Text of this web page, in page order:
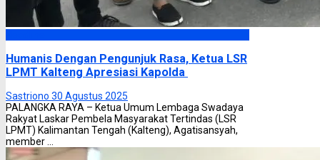
Humanis Dengan Pengunjuk Rasa, Ketua LSR
LPMT Kalteng Apresiasi Kapolda
Sastriono 30 Agustus 2025
PALANGKA RAYA – Ketua Umum Lembaga Swadaya
Rakyat Laskar Pembela Masyarakat Tertindas (LSR
LPMT) Kalimantan Tengah (Kalteng), Agatisansyah,
member ...